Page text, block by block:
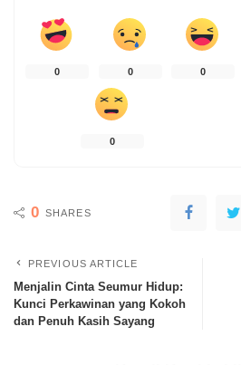
0 0 0
0
0 SHARES
PREVIOUS ARTICLE
Menjalin Cinta Seumur Hidup:
Kunci Perkawinan yang Kokoh
dan Penuh Kasih Sayang